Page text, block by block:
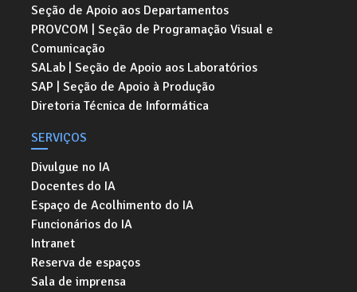
Seção de Apoio aos Departamentos
PROVCOM | Seção de Programação Visual e
Comunicação
SALab | Seção de Apoio aos Laboratórios
SAP | Seção de Apoio à Produção
Diretoria Técnica de Informática
SERVIÇOS
Divulgue no IA
Docentes do IA
Espaço de Acolhimento do IA
Funcionários do IA
Intranet
Reserva de espaços
Sala de imprensa